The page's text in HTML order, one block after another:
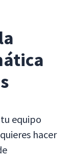
equipo
hacer